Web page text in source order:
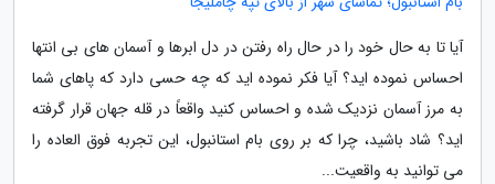
آیا تا به حال خود را در حال راه رفتن در دل ابرها و آسمان های بی انتها
احساس نموده اید؟ آیا فکر نموده اید که چه حسی دارد که پاهای شما
به مرز آسمان نزدیک شده و احساس کنید واقعاً در قله جهان قرار گرفته
اید؟ شاد باشید، چرا که بر روی بام استانبول، این تجربه فوق العاده را
می توانید به واقعیت...